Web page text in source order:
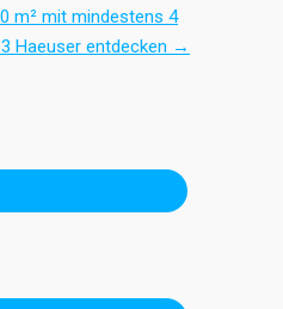
m² mit mindestens 4
Haeuser entdecken →